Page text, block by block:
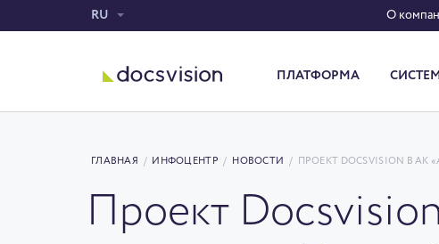
RU О
ПЛАТФОРМА
ГЛАВНАЯ / ИНФОЦЕНТР / НОВОСТИ / ПРОЕКТ DOCSVISION В
Проект